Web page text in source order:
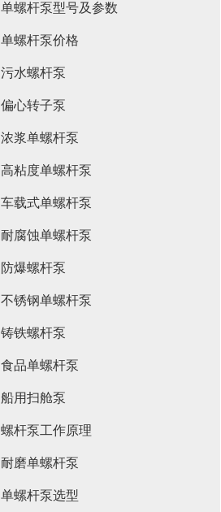
单螺杆泵型号及参数
单螺杆泵价格
污水螺杆泵
偏心转子泵
浓浆单螺杆泵
高粘度单螺杆泵
车载式单螺杆泵
耐腐蚀单螺杆泵
防爆螺杆泵
不锈钢单螺杆泵
铸铁螺杆泵
食品单螺杆泵
船用扫舱泵
螺杆泵工作原理
耐磨单螺杆泵
单螺杆泵选型